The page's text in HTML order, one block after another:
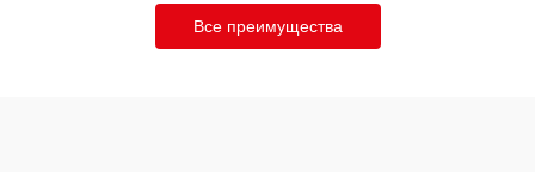
Все преимущества